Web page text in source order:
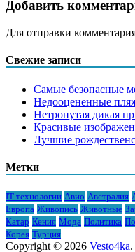
Добавить
Для отправки
Свежие записи
Самые безопасные
Недооцененные
Нетронутая дикая
Красивые
Лучшие
Метки
IT-технологии Авио Австралия
Европа Живопись Животные
Катар Кения Мода Политика
Корея Турция
Copyright © 2026 Vesto4ka.